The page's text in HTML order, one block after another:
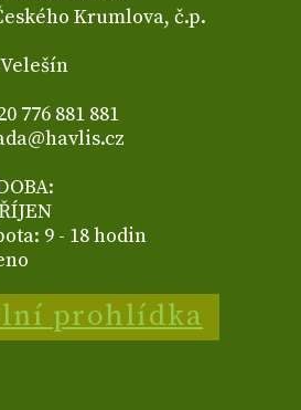
Krumlova, č.p.
776 881 881
9 - 18 hodin
prohlídka